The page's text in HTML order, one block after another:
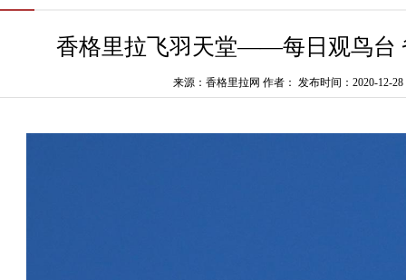
香格里拉飞羽天堂——每日观鸟台
来源：香格里拉网 作者： 发布时间：2020-12-28